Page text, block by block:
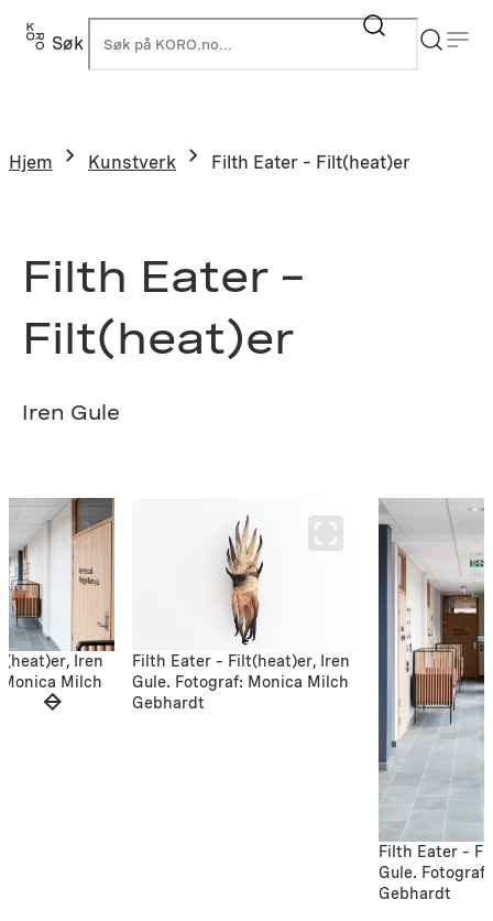
Hopp
Søk
Hjem Kunstverk Filth Eater – Filt(heat)er
Filth Eater –
Filt(heat)er
Iren Gule
Iren
Milch
Filth Eater – Filt(heat)er, Iren
Gule. Fotograf: Monica Milch
Gebhardt
Filth Eater –
Gule.
Gebhardt